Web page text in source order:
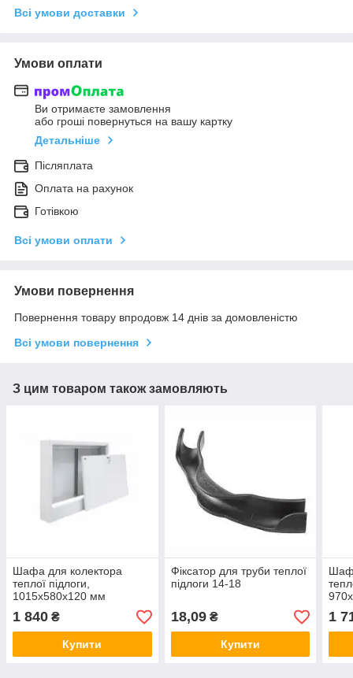
Всі умови доставки
Умови оплати
Ви отримаєте замовлення
або гроші повернуться на вашу картку
Детальніше
Післяплата
Оплата на рахунок
Готівкою
Всі умови оплати
Умови повернення
Повернення товару впродовж 14 днів за домовленістю
Всі умови повернення
З цим товаром також замовляють
Шафа для колектора
теплої підлоги,
1015х580х120 мм
1 840 ₴
Купити
Фіксатор для труби теплої
підлоги 14-18
18,09₴
Купити
1